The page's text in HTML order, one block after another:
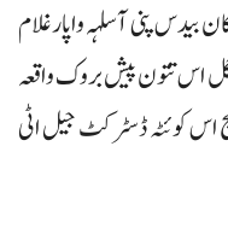
بیدس پنی آ سلہہ واپار غلام
اس تتون پیش بروک واقعہ
اس کوئٹہ ڈسٹرکٹ جیل اٹی